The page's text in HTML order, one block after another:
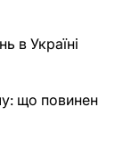
в Україні
що повинен